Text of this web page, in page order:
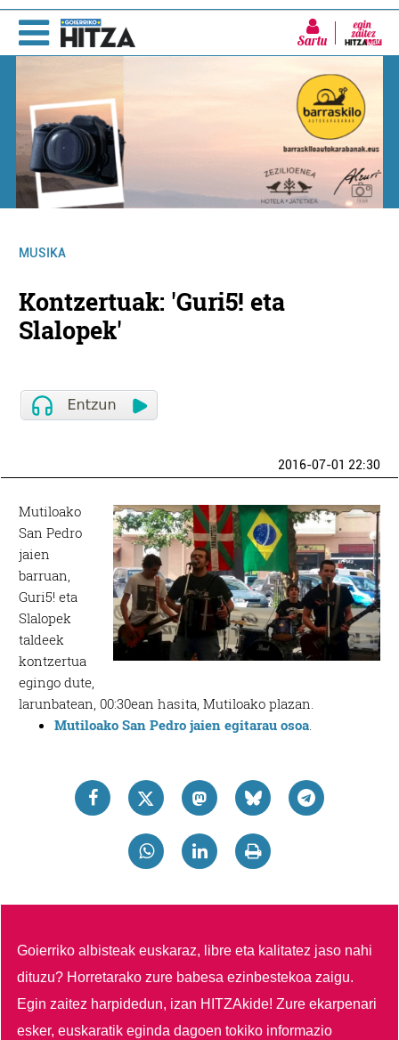
Sartu
MUSIKA
Kontzertuak: 'Guri5! eta
Slalopek'
2016-07-01 22:30
Mutiloako
San Pedro
jaien
barruan,
Guri5! eta
Slalopek
taldeek
kontzertua
egingo dute,
larunbatean, 00:30ean hasita, Mutiloako plazan.
Mutiloako San Pedro jaien egitarau osoa.
Goierriko albisteak euskaraz, libre eta kalitatez jaso nahi
dituzu? Horretarako zure babesa ezinbestekoa zaigu.
Egin zaitez harpidedun, izan HITZAkide!Zure ekarpenari
esker, euskaratik eginda dagoen tokiko informazio